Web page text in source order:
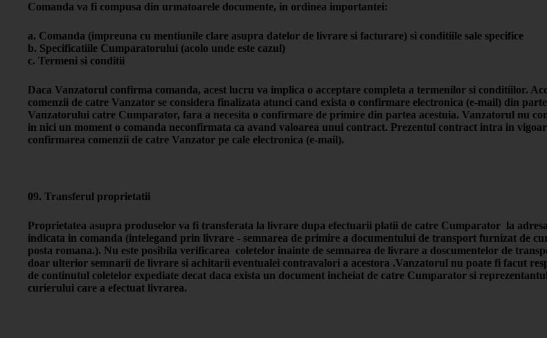
Comanda va fi compusa din urmatoarele documente, in ordinea importantei:
a. Comanda (impreuna cu mentiunile clare asupra datelor de livrare si facturare) si conditiile sale specifice
b. Specificatiile Cumparatorului (acolo unde este cazul)
c. Termeni si conditii
Daca Vanzatorul confirma comanda, acest lucru va implica o acceptare completa a termenilor si conditiilor.
comenzii de catre Vanzator se considera finalizata atunci cand exista o confirmare electronica (e-mail) din
Vanzatorului catre Cumparator, fara a necesita o confirmare de primire din partea acestuia. Vanzatorul nu
in nici un moment o comanda neconfirmata ca avand valoarea unui contract. Prezentul contract intra in
confirmarea comenzii de catre Vanzator pe cale electronica (e-mail).
09. Transferul proprietatii
Proprietatea asupra produselor va fi transferata la livrare dupa efectuarii platii de catre Cumparator la adresa
indicata in comanda (intelegand prin livrare - semnarea de primire a documentului de transport furnizat de
posta romana.). Nu este posibila verificarea coletelor inainte de semnarea de livrare a doscumentelor de
doar ulterior semnarii de livrare si achitarii eventualei contravalori a acestora .Vanzatorul nu poate fi facut
de continutul coletelor expediate decat daca exista un document incheiat de catre Cumparator si reprezentantul
curierului care a efectuat livrarea.